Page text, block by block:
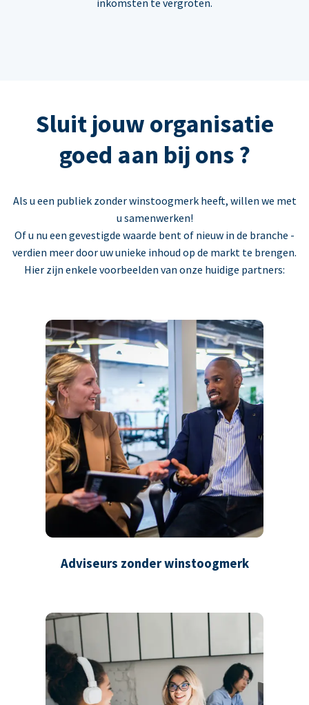
inkomsten te vergroten.
Sluit jouw organisatie
goed aan bij ons ?
Als u een publiek zonder winstoogmerk heeft, willen we met
u samenwerken!
Of u nu een gevestigde waarde bent of nieuw in de branche -
verdien meer door uw unieke inhoud op de markt te brengen.
Hier zijn enkele voorbeelden van onze huidige partners:
Adviseurs zonder winstoogmerk